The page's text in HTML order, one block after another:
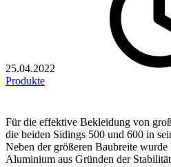
25.04.2022
Produkte
Für die effektive Bekleidung von
die beiden Sidings 500 und 600 in
Neben der größeren Baubreite wurde
Aluminium aus Gründen der